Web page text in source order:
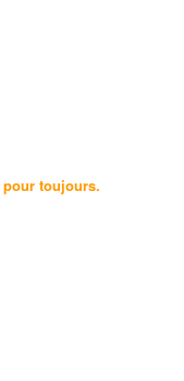
pour toujours.